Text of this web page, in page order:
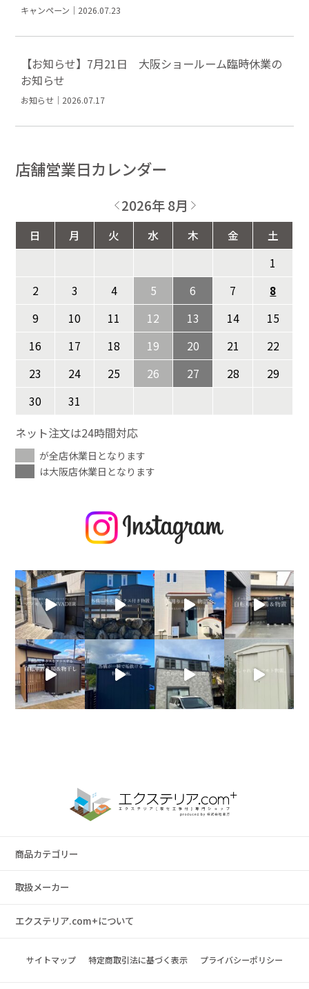
キャンペーン｜2026.07.23
【お知らせ】7月21日 大阪ショールーム臨時休業の
お知らせ
お知らせ｜2026.07.17
店舗営業日カレンダー
2026年 8月
日 月 火 水 木 金
土
1
2
3 4 5 6 7
8
9
10 11 12 13 14
15
16
17 18 19 20 21
22
23
24 25 26 27 28
29
30
31
ネット注文は24時間対応
が全店休業日となります
は大阪店休業日となります
商品カテゴリー
取扱メーカー
エクステリア.com+について
サイトマップ 特定商取引法に基づく表示 プライバシーポリシー